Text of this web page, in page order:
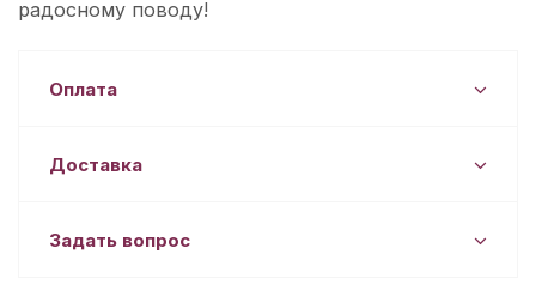
радосному поводу!
Оплата
Доставка
Задать вопрос